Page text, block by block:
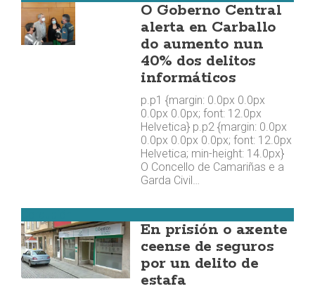
O Goberno Central
alerta en Carballo
do aumento nun
40% dos delitos
informáticos
p.p1 {margin: 0.0px 0.0px
0.0px 0.0px; font: 12.0px
Helvetica} p.p2 {margin: 0.0px
0.0px 0.0px 0.0px; font: 12.0px
Helvetica; min-height: 14.0px}
O Concello de Camariñas e a
Garda Civil…
En prisión o axente
ceense de seguros
por un delito de
estafa